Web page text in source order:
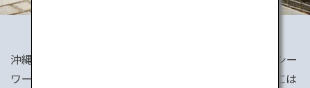
沖縄の美ら海水族館の巨大水槽はとても幻想的。鴨川シー
ワールドはシャチやイルカのショーが豪快です。日本には